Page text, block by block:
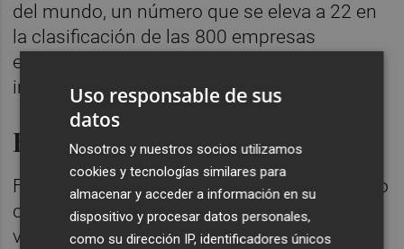
del mundo, un número que se eleva a 22 en
la clasificación de las 800 empresas
europeas, según datos de la propia
institución para 2023.
Brotes verdes
Frente a estos datos, el informe del Ejecutivo
comunitario apunta una serie de 'brotes
verdes', entre ellos el hecho de que el
Uso responsable de sus
datos
Nosotros y nuestros socios utilizamos
cookies y tecnologías similares para
almacenar y acceder a información en su
dispositivo y procesar datos personales,
como su dirección IP, identificadores únicos